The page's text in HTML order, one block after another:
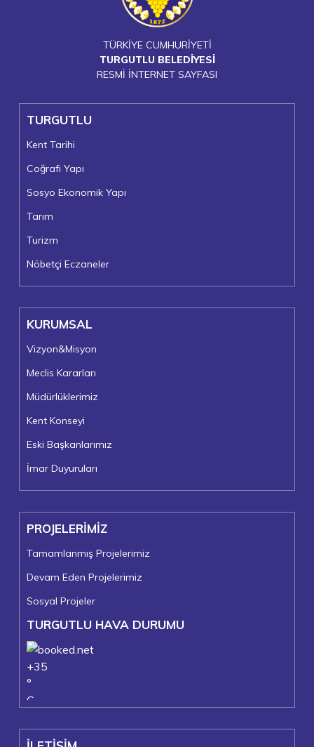
TÜRKİYE CUMHURİYETİ
TURGUTLU BELEDİYESİ
RESMİ İNTERNET SAYFASI
TURGUTLU
Kent Tarihi
Coğrafi Yapı
Sosyo Ekonomik Yapı
Tarım
Turizm
Nöbetçi Eczaneler
KURUMSAL
Vizyon&Misyon
Meclis Kararları
Müdürlüklerimiz
Kent Konseyi
Eski Başkanlarımız
İmar Duyuruları
PROJELERİMİZ
Tamamlanmış Projelerimiz
Devam Eden Projelerimiz
Sosyal Projeler
TURGUTLU HAVA DURUMU
+35
°
C
+24°